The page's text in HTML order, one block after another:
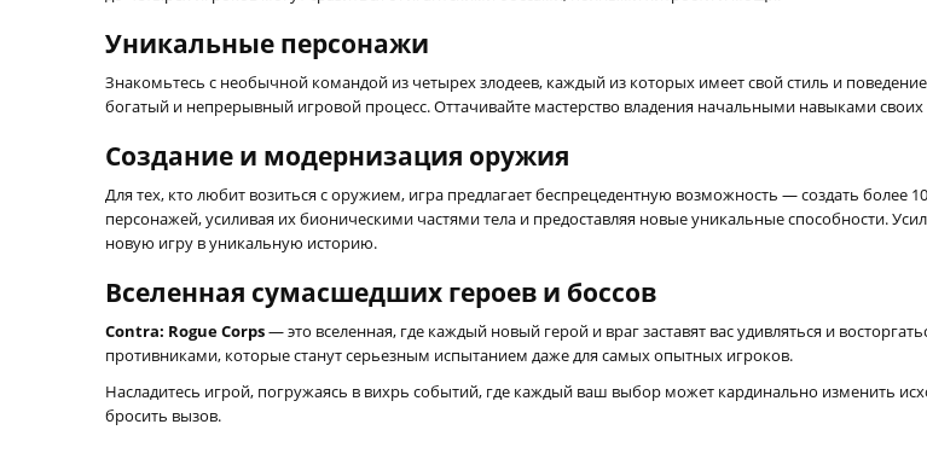
Уникальные персонажи
Знакомьтесь с необычной командой из четырех злодеев, каждый из которых имеет свой стиль и
богатый и непрерывный игровой процесс. Оттачивайте мастерство владения начальными навыками
Создание и модернизация оружия
Для тех, кто любит возиться с оружием, игра предлагает беспрецедентную возможность — создать
персонажей, усиливая их бионическими частями тела и предоставляя новые уникальные способности.
новую игру в уникальную историю.
Вселенная сумасшедших героев и боссов
Contra: Rogue Corps— это вселенная, где каждый новый герой и враг заставят вас удивляться и
противниками, которые станут серьезным испытанием даже для самых опытных игроков.
Насладитесь игрой, погружаясь в вихрь событий, где каждый ваш выбор может кардинально изменить
бросить вызов.